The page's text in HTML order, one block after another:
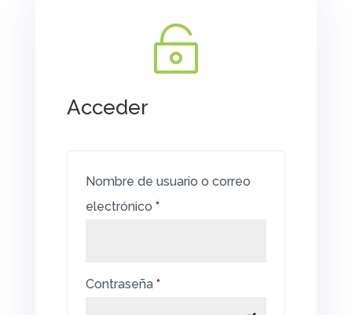

Acceder
Nombre de usuario o correo
electrónico *Obligatorio
Contraseña *Obligatorio